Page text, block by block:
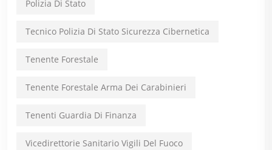
Polizia Di Stato
Tecnico Polizia Di Stato Sicurezza Cibernetica
Tenente Forestale
Tenente Forestale Arma Dei Carabinieri
Tenenti Guardia Di Finanza
Vicedirettorie Sanitario Vigili Del Fuoco